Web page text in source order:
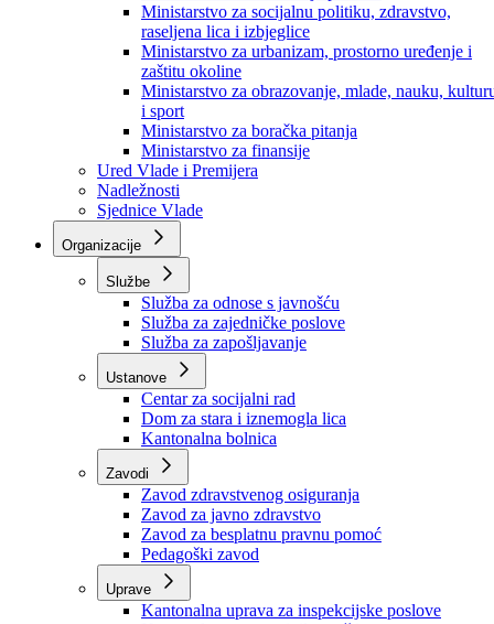
Ministarstvo za privredu
Ministarstvo za pravosuđe, upravu i radne odnose
Ministarstvo za unutrašnje poslove
Ministarstvo za socijalnu politiku, zdravstvo,
raseljena lica i izbjeglice
Ministarstvo za urbanizam, prostorno uređenje i
zaštitu okoline
Ministarstvo za obrazovanje, mlade, nauku,
i sport
Ministarstvo za boračka pitanja
Ministarstvo za finansije
Ured Vlade i Premijera
Nadležnosti
Sjednice Vlade
Organizacije
Službe
Služba za odnose s javnošću
Služba za zajedničke poslove
Služba za zapošljavanje
Ustanove
Centar za socijalni rad
Dom za stara i iznemogla lica
Kantonalna bolnica
Zavodi
Zavod zdravstvenog osiguranja
Zavod za javno zdravstvo
Zavod za besplatnu pravnu pomoć
Pedagoški zavod